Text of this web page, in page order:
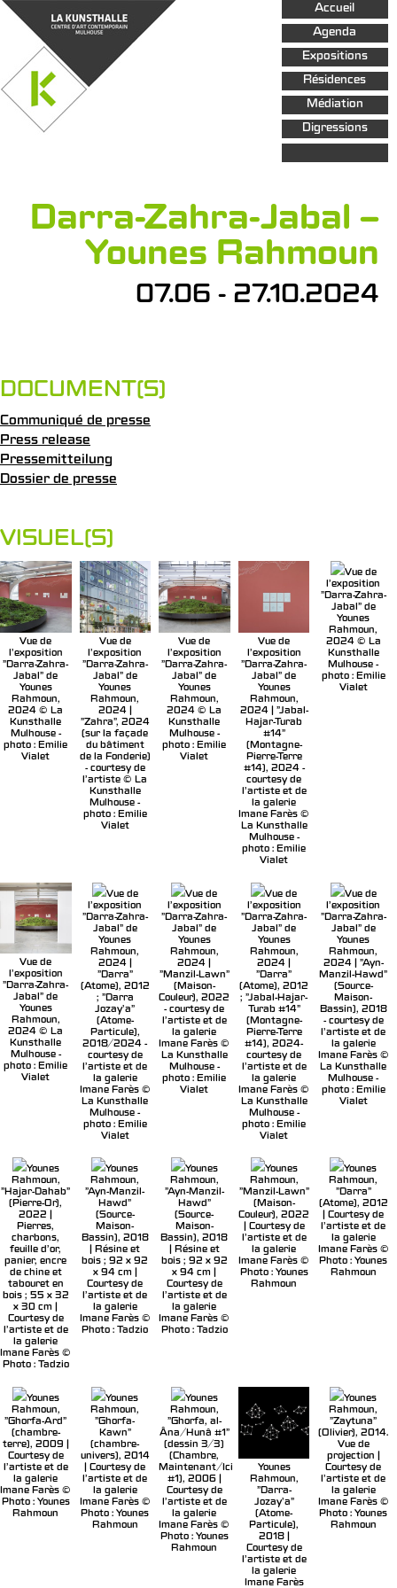
Aller au
contenu
principal
Accueil
Agenda
Expositions
Résidences
Médiation
Digressions
Darra-Zahra-Jabal –
Younes Rahmoun
07.06 - 27.10.2024
DOCUMENT(S)
Communiqué de presse
Press release
Pressemitteilung
Dossier de presse
VISUEL(S)
Vue de
l'exposition
"Darra-Zahra-
Jabal" de
Younes
Rahmoun,
2024 © La
Kunsthalle
Mulhouse -
photo : Emilie
Vialet
Vue de
l'exposition
"Darra-Zahra-
Jabal" de
Younes
Rahmoun,
2024 |
"Zahra", 2024
(sur la façade
du bâtiment
de la Fonderie)
- courtesy de
l'artiste © La
Kunsthalle
Mulhouse -
photo : Emilie
Vialet
Vue de
l'exposition
"Darra-Zahra-
Jabal" de
Younes
Rahmoun,
2024 © La
Kunsthalle
Mulhouse -
photo : Emilie
Vialet
Vue de
l'exposition
"Darra-Zahra-
Jabal" de
Younes
Rahmoun,
2024 | "Jabal-
Hajar-Turab
#14"
(Montagne-
Pierre-Terre
#14), 2024 -
courtesy de
l'artiste et de
la galerie
Imane Farès ©
La Kunsthalle
Mulhouse -
photo : Emilie
Vialet
Vue de
l'exposition
"Darra-Zahra-
Jabal" de
Younes
Rahmoun,
2024 © La
Kunsthalle
Mulhouse -
photo : Emilie
Vialet
Vue de
l'exposition
"Darra-Zahra-
Jabal" de
Younes
Rahmoun,
2024 © La
Kunsthalle
Mulhouse -
photo : Emilie
Vialet
Vue de
l'exposition
"Darra-Zahra-
Jabal" de
Younes
Rahmoun,
2024 |
"Darra"
(Atome), 2012
; "Darra
Jozay’a"
(Atome-
Particule),
2018/2024 -
courtesy de
l'artiste et de
la galerie
Imane Farès ©
La Kunsthalle
Mulhouse -
photo : Emilie
Vialet
Vue de
l'exposition
"Darra-Zahra-
Jabal" de
Younes
Rahmoun,
2024 |
"Manzil-Lawn"
(Maison-
Couleur), 2022
- courtesy de
l'artiste et de
la galerie
Imane Farès ©
La Kunsthalle
Mulhouse -
photo : Emilie
Vialet
Vue de
l'exposition
"Darra-Zahra-
Jabal" de
Younes
Rahmoun,
2024 |
"Darra"
(Atome), 2012
; "Jabal-Hajar-
Turab #14"
(Montagne-
Pierre-Terre
#14), 2024-
courtesy de
l'artiste et de
la galerie
Imane Farès ©
La Kunsthalle
Mulhouse -
photo : Emilie
Vialet
Vue de
l'exposition
"Darra-Zahra-
Jabal" de
Younes
Rahmoun,
2024 | "Ayn-
Manzil-Hawd"
(Source-
Maison-
Bassin), 2018
- courtesy de
l'artiste et de
la galerie
Imane Farès ©
La Kunsthalle
Mulhouse -
photo : Emilie
Vialet
Younes
Rahmoun,
"Hajar-Dahab"
(Pierre-Or),
2022 |
Pierres,
charbons,
feuille d’or,
panier, encre
de chine et
tabouret en
bois ; 55 x 32
x 30 cm |
Courtesy de
l’artiste et de
la galerie
Imane Farès ©
Photo : Tadzio
Younes
Rahmoun,
"Ayn-Manzil-
Hawd"
(Source-
Maison-
Bassin), 2018
| Résine et
bois ; 92 x 92
x 94 cm |
Courtesy de
l’artiste et de
la galerie
Imane Farès ©
Photo : Tadzio
Younes
Rahmoun,
"Ayn-Manzil-
Hawd"
(Source-
Maison-
Bassin), 2018
| Résine et
bois ; 92 x 92
x 94 cm |
Courtesy de
l’artiste et de
la galerie
Imane Farès ©
Photo : Tadzio
Younes
Rahmoun,
"Manzil-Lawn"
(Maison-
Couleur), 2022
| Courtesy de
l’artiste et de
la galerie
Imane Farès ©
Photo : Younes
Rahmoun
Younes
Rahmoun,
"Darra"
(Atome), 2012
| Courtesy de
l’artiste et de
la galerie
Imane Farès ©
Photo : Younes
Rahmoun
Younes
Rahmoun,
"Ghorfa-Ard"
(chambre-
terre), 2009 |
Courtesy de
l’artiste et de
la galerie
Imane Farès ©
Photo : Younes
Rahmoun
Younes
Rahmoun,
"Ghorfa-
Kawn"
(chambre-
univers), 2014
| Courtesy de
l’artiste et de
la galerie
Imane Farès ©
Photo : Younes
Rahmoun
Younes
Rahmoun,
"Ghorfa, al-
Âna/Hunâ #1"
(dessin 3/3)
(Chambre,
Maintenant/Ici
#1), 2006 |
Courtesy de
l’artiste et de
la galerie
Imane Farès ©
Photo : Younes
Rahmoun
Younes
Rahmoun,
"Darra-
Jozay’a"
(Atome-
Particule),
2018 |
Courtesy de
l’artiste et de
la galerie
Imane Farès
Younes
Rahmoun,
"Zaytuna"
(Olivier), 2014.
Vue de
projection |
Courtesy de
l’artiste et de
la galerie
Imane Farès ©
Photo : Younes
Rahmoun